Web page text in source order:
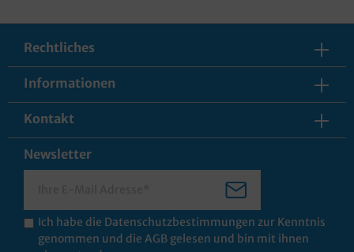
Rechtliches
Informationen
Kontakt
Newsletter
Ich habe die Datenschutzbestimmungen zur Kenntnis
genommen und die AGB gelesen und bin mit ihnen